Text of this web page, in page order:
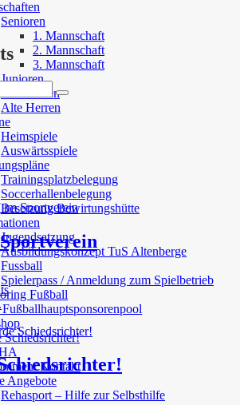
Senioren
1. Mannschaft
2. Mannschaft
3. Mannschaft
Junioren
Juniorinnen
Alte Herren
Heimspiele
Auswärtsspiele
Trainingsplatzbelegung
Soccerhallenbelegung
Besetzung Bewirtungshütte
Jugendsatzung
Ausbildungskonzept TuS Altenberge
Fussball
Spielerpass / Anmeldung zum Spielbetrieb
Fußball
Schiedsrichter!
Kontakt
Angebote
Rehasport – Hilfe zur Selbsthilfe